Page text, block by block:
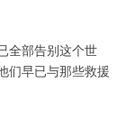
全部告别这个世
们早已与那些救援